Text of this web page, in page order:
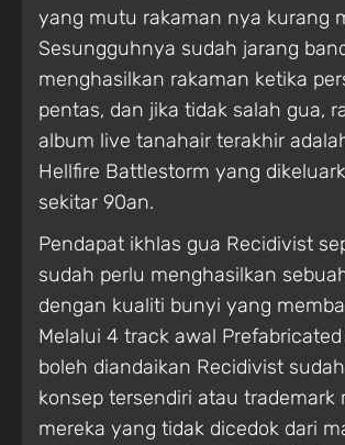
yang mutu rakaman nya kurang
Sesungguhnya sudah jarang
menghasilkan rakaman ketika
pentas, dan jika tidak salah gua,
album live tanahair terakhir
Hellfire Battlestorm yang
sekitar 90an.
Pendapat ikhlas gua Recidivist
sudah perlu menghasilkan
dengan kualiti bunyi yang
Melalui 4 track awal
boleh diandaikan Recidivist
konsep tersendiri atau trademark
mereka yang tidak dicedok dari